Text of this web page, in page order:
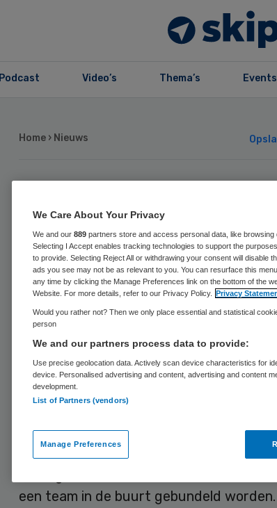
Podcast Video’s Thema’s Events
Home › Nieuws
Utrecht
jeugdhulp
De gemeente Utrecht gaat vanaf 2020
een team in de buurt gebundeld
We Care About Your Privacy
We and our 889 partners store and access personal data, like browsing
Selecting I Accept enables tracking technologies to support the
to provide. Selecting Reject All or withdrawing your consent will disable
ads you see may not be as relevant to you. You can resurface this
any time by clicking the Manage Preferences link on the bottom of the
Website. For more details, refer to our Privacy Policy. Privacy
Would you rather not? Then we only place essential and statistical
person
We and our partners process data to provide:
Use precise geolocation data. Actively scan device characteristics for
device. Personalised advertising and content, advertising and content
development.
List of Partners (vendors)
Manage Preferences